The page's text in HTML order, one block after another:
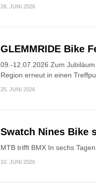
26. JUNI 2026
GLEMMRIDE Bike
09.-12.07.2026 Zum
Region erneut in einen
25. JUNI 2026
Swatch Nines Bike
MTB trifft BMX In sechs
10. JUNI 2026